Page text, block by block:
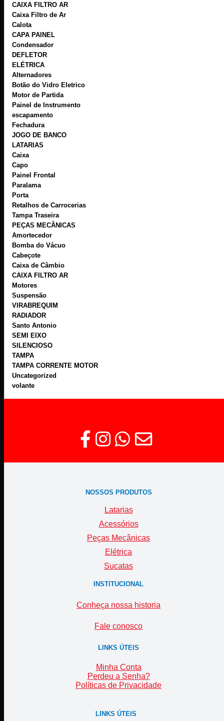
CAIXA FILTRO AR
Caixa Filtro de Ar
Calota
CAPA PAINEL
Condensador
DEFLETOR
ELÉTRICA
Alternadores
Botão do Vidro Eletrico
Motor de Partida
Painel de Instrumento
escapamento
Fechadura
JOGO DE BANCO
LATARIAS
Caixa
Capo
Painel Frontal
Paralama
Porta
Retalhos de Carrocerias
Tampa Traseira
PEÇAS MECÂNICAS
Amortecedor
Bomba do Vácuo
Cabeçote
Caixa de Câmbio
CAIXA FILTRO AR
Motores
Suspensão
VIRABREQUIM
RADIADOR
Santo Antonio
SEMI EIXO
SILENCIOSO
TAMPA
TAMPA CORRENTE MOTOR
Uncategorized
volante
NOSSOS PRODUTOS
Latarias
Acessórios
Peças Mecânicas
Elétrica
Sucatas
INSTITUCIONAL
Conheça nossa historia
Fale conosco
LINKS ÚTEIS
Minha Conta
Perdeu a Senha?
Políticas de Privacidade
LINKS ÚTEIS